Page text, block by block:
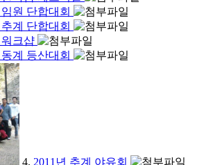
원 단합대회
계 단합대회
워크샵
계 등산대회
4. 2011년 추계 야유회